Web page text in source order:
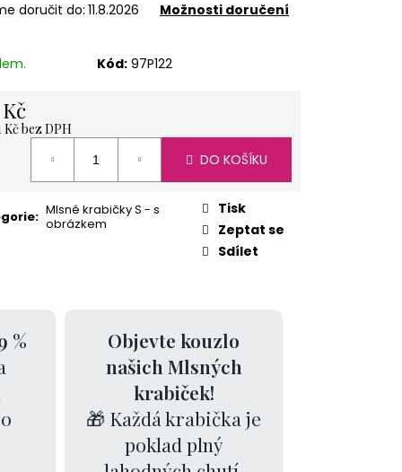
doručit do: 11.8.2026 Možnosti doručení
Kód: 97P122
Kč bez DPH
DO KOŠÍKU
: Mlsné krabičky S - s
obrázkem
Tisk
Zeptat se
Sdílet
%
Objevte kouzlo
našich Mlsných
krabiček!
🎁 Každá krabička je
poklad plný